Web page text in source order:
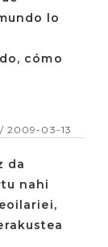
lo
cómo
2009-03-13
da
nahi